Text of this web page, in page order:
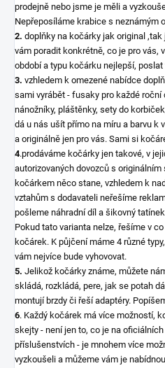
prodejně nebo jsme je měli a
Nepřeposíláme krabice s neznámým
2. doplňky na kočárky jak original
vám poradit konkrétně, co je pro vás,
období a typu kočárku nejlepší,
3. vzhledem k omezené nabídce
sami vyrábět - fusaky pro každé roční
nánožníky, pláštěnky, sety do
dá u nás ušít přímo na míru a barvu k
a originálně jen pro vás. Sami si
4.prodáváme kočárky jen takové, v
autorizovaných dovozců s
kočárkem něco stane, vzhledem k
vztahům s dodavateli neřešíme
pošleme náhradní díl a šikovný
Pokud tato varianta nelze, řešíme v
kočárek. K půjčení máme 4 různé
vám nejvíce bude vyhovovat.
5. Jelikož kočárky známe, můžete
skládá, rozkládá, pere, jak se potah
montují brzdy či řeší adaptéry.
6. Každý kočárek má více možností,
skejty - není jen to, co je na
příslušenstvích - je mnohem více
vyzkoušeli a můžeme vám je